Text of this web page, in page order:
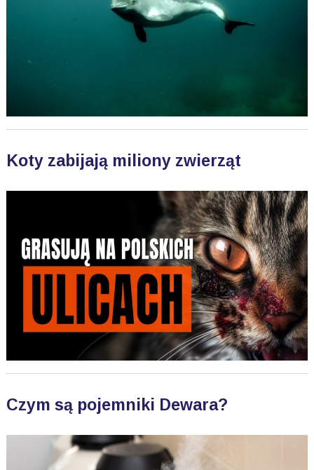
Koty zabijają miliony zwierząt
Czym są pojemniki Dewara?